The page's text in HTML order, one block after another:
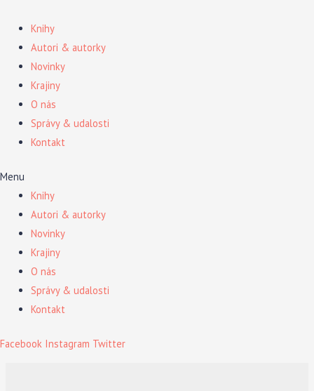
obsah
Knihy
Autori & autorky
Novinky
Krajiny
O nás
Správy & udalosti
Kontakt
Menu
Knihy
Autori & autorky
Novinky
Krajiny
O nás
Správy & udalosti
Kontakt
Facebook Instagram Twitter